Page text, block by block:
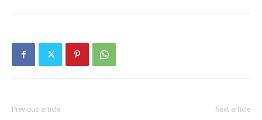
Previous article Next article